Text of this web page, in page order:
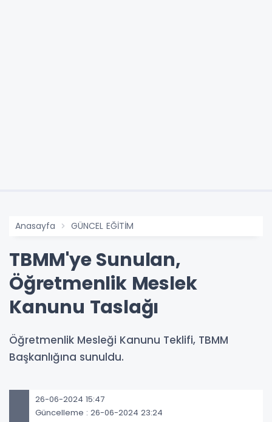
Anasayfa GÜNCEL EĞİTİM
TBMM'ye Sunulan,
Öğretmenlik Meslek
Kanunu Taslağı
Öğretmenlik Mesleği Kanunu Teklifi, TBMM
Başkanlığına sunuldu.
26-06-2024 15:47
Güncelleme : 26-06-2024 23:24